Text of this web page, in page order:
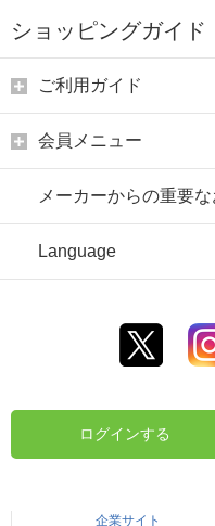
ショッピングガイド
ご利用ガイド
会員メニュー
メーカーからの重要
Language
ログインする
企業サイト